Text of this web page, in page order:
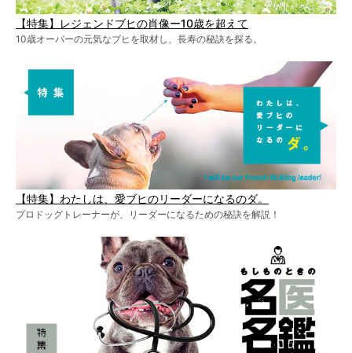
【特集】レジェンドブヒの肖像ー10歳を超えて
10歳オーバーの元気なブヒを取材し、長寿の秘訣を探る。
【特集】わたしは、愛ブヒのリーダーになるのダ。
プロドッグトレーナーが、リーダーになるための秘訣を解説！